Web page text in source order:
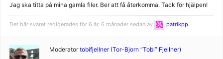
Jag ska titta på mina gamla filer. Ber att få återkomma. Tack för hjälpen!
Det här svaret redigerades för 6 år, 6 månader sedan av patrikpp.
Moderator tobifjellner (Tor-Bjorn “Tobi” Fjellner)